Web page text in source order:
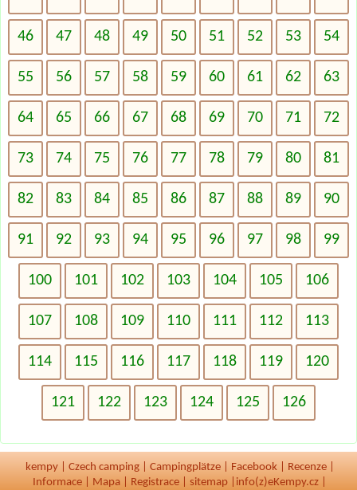
46 47 48 49 50 51 52 53 54
55 56 57 58 59 60 61 62 63
64 65 66 67 68 69 70 71 72
73 74 75 76 77 78 79 80 81
82 83 84 85 86 87 88 89 90
91 92 93 94 95 96 97 98 99
100 101 102 103 104 105 106
107 108 109 110 111 112 113
114 115 116 117 118 119 120
121 122 123 124 125 126
kempy Czech camping Campingplätze Facebook Recenze
Informace
Mapa Registrace sitemap info(z)eKempy.cz |